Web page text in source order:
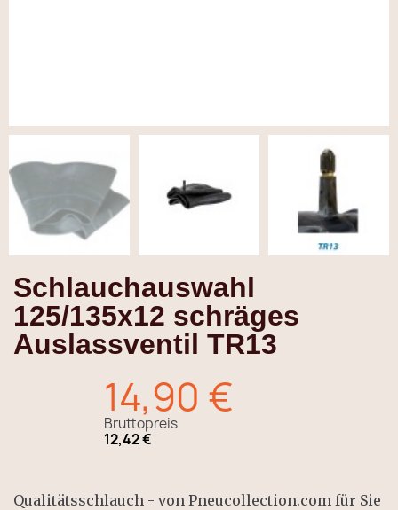
Schlauchauswahl
125/135x12 schräges
Auslassventil TR13
14,90 €
Bruttopreis
12,42 €
Qualitätsschlauch - von Pneucollection.com für Sie